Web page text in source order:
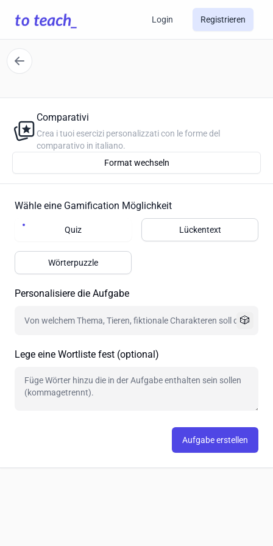
Login Registrieren
Comparativi
Crea i tuoi esercizi personalizzati con le forme del
comparativo in italiano.
Format wechseln
Wähle eine Gamification Möglichkeit
Quiz Lückentext
Wörterpuzzle
Personalisiere die Aufgabe
🎲
Lege eine Wortliste fest (optional)
Aufgabe erstellen